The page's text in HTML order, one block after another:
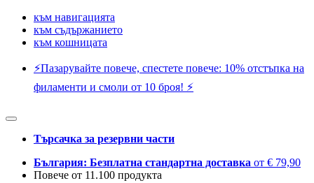
към навигацията
към съдържанието
към кошницата
⚡️Пазарувайте повече, спестете повече: 10% отстъпка на
филаменти и смоли от 10 броя! ⚡️
Търсачка за резервни части
България: Безплатна стандартна доставка от € 79,90
Повече от 11.100 продукта